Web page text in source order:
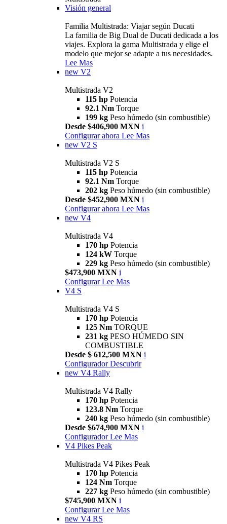
Visión general
Familia Multistrada: Viajar según Ducati
La familia de Big Dual de Ducati dedicada a los
viajes. Explora la gama Multistrada y elige el
modelo que mejor se adapte a tus necesidades.
Lee Mas
new V2
Multistrada V2
115 hp Potencia
92.1 Nm Torque
199 kg Peso húmedo (sin combustible)
Desde $406,900 MXN i
Configurar ahora Lee Mas
new V2 S
Multistrada V2 S
115 hp Potencia
92.1 Nm Torque
202 kg Peso húmedo (sin combustible)
Desde $452,900 MXN i
Configurar ahora Lee Mas
new V4
Multistrada V4
170 hp Potencia
124 kW Torque
229 kg Peso húmedo (sin combustible)
$473,900 MXN i
Configurar Lee Mas
V4 S
Multistrada V4 S
170 hp Potencia
125 Nm TORQUE
231 kg PESO HÚMEDO SIN
COMBUSTIBLE
Desde $ 612,500 MXN i
Configurador Descubrir
new V4 Rally
Multistrada V4 Rally
170 hp Potencia
123.8 Nm Torque
240 kg Peso húmedo (sin combustible)
Desde $674,900 MXN i
Configurador Lee Mas
V4 Pikes Peak
Multistrada V4 Pikes Peak
170 hp Potencia
124 Nm Torque
227 kg Peso húmedo (sin combustible)
$745,900 MXN i
Configurar Lee Mas
new V4 RS